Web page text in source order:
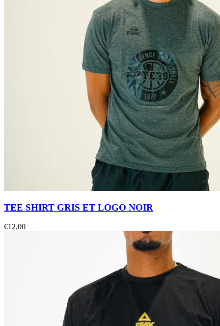
TEE SHIRT GRIS ET LOGO NOIR
€12,00